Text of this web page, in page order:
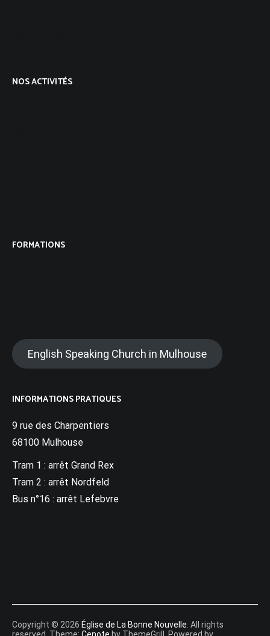
NOS ACTIVITÉS
FORMATIONS
English Speaking Church in Mulhouse
INFORMATIONS PRATIQUES
9 rue des Charpentiers
68100 Mulhouse
Tram 1 : arrêt Grand Rex
Tram 2 : arrêt Nordfeld
Bus n°16 : arrêt Lefebvre
Copyright © 2026 Église de La Bonne Nouvelle . All rights